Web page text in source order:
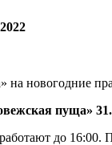
пуща»
до 16:00.